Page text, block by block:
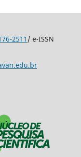
2511 / e-ISSN